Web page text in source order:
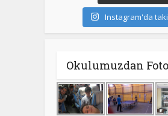
Instagram'da
Okulumuzdan